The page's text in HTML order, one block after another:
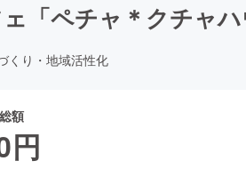
「ペチャ＊クチャ
くり・地域活性化
額
円